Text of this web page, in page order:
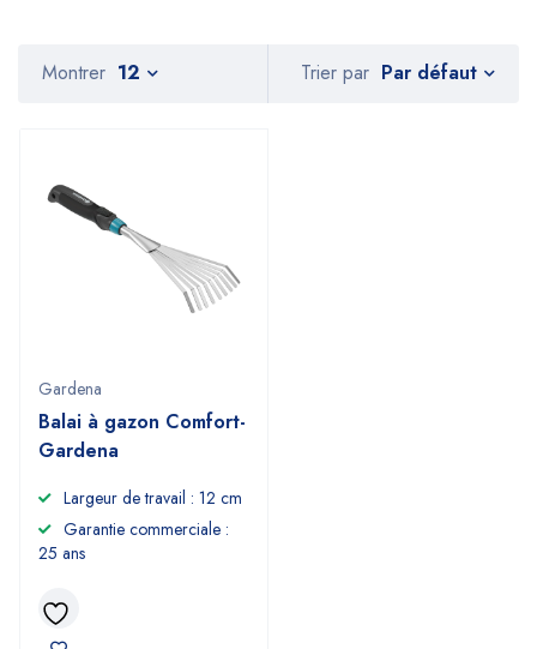
Trier par Par défaut
Montrer 12
Gardena
Balai à gazon Comfort-
Gardena
Largeur de travail : 12 cm
Garantie commerciale :
25 ans